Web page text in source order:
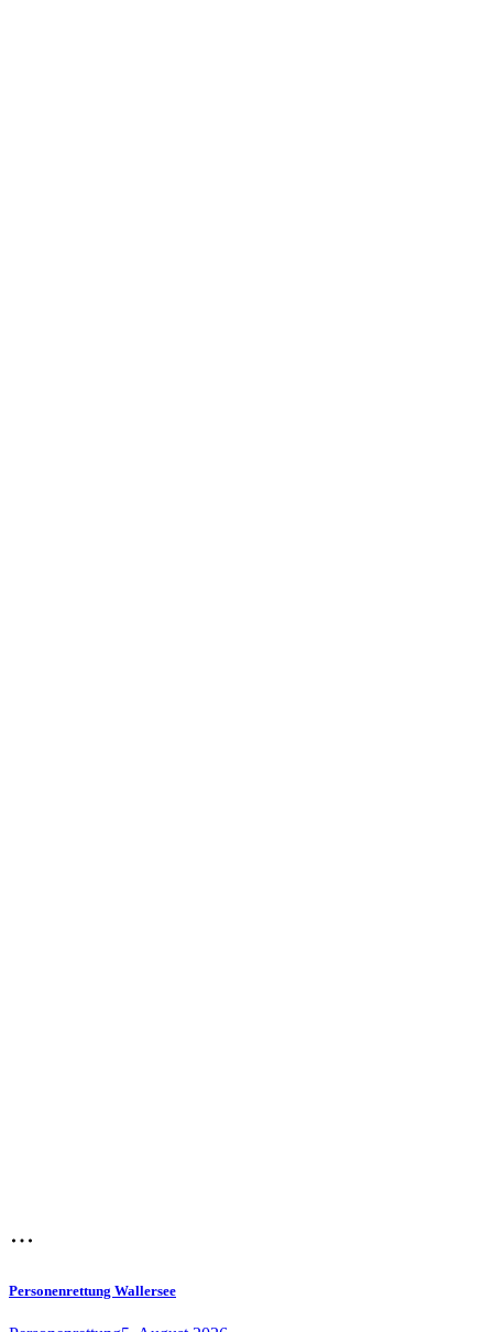
Personenrettung Wallersee